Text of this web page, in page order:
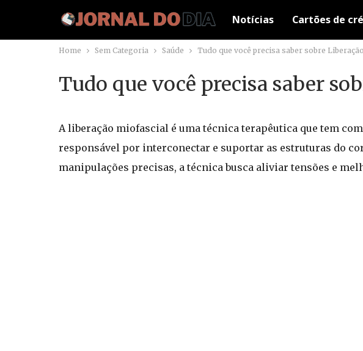
Notícias Cartões de
Home Sem Categoria Saúde Tudo que você precisa saber sobre
Tudo que você precisa saber
A liberação miofascial é uma técnica terapêutica que tem
responsável por interconectar e suportar as estruturas do
manipulações precisas, a técnica busca aliviar tensões e